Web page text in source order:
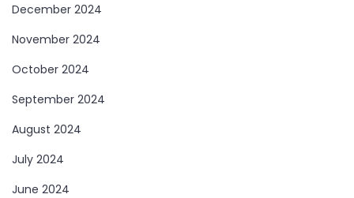
December 2024
November 2024
October 2024
September 2024
August 2024
July 2024
June 2024